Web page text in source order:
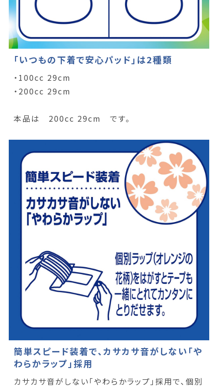
「いつもの下着で安心パッド」は2種類
・100cc 29cm
・200cc 29cm
本品は 200cc 29cm です。
簡単スピード装着で、カサカサ音がしない「や
わらかラップ」採用
カサカサ音がしない「やわらかラップ」採用で、個別